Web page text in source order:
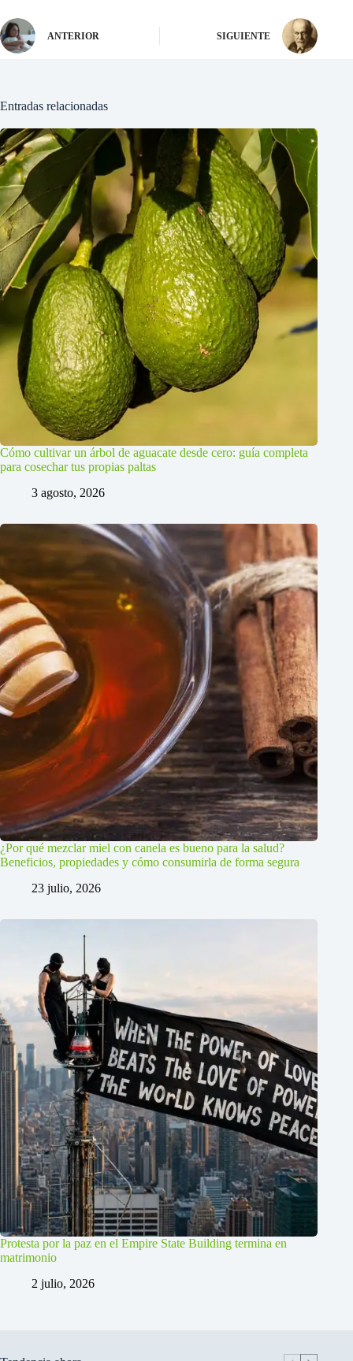
ANTERIOR SIGUIENTE
Entradas relacionadas
Cómo cultivar un árbol de aguacate desde cero: guía completa
para cosechar tus propias paltas
3 agosto, 2026
¿Por qué mezclar miel con canela es bueno para la salud?
Beneficios, propiedades y cómo consumirla de forma segura
23 julio, 2026
Protesta por la paz en el Empire State Building termina en
matrimonio
2 julio, 2026